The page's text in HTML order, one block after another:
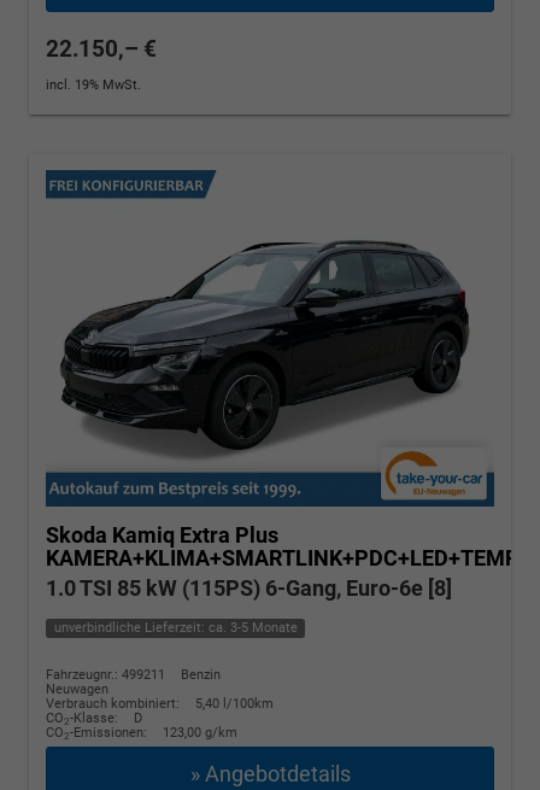
22.150,– €
incl. 19% MwSt.
Skoda Kamiq Extra Plus
1.0 TSI 85 kW (115PS) 6-Gang, Euro-6e [8]
unverbindliche Lieferzeit: ca. 3-5 Monate
Fahrzeugnr.: 499211
Benzin
Neuwagen
Verbrauch kombiniert:
5,40 l/100km
CO2-Klasse:
D
CO2-Emissionen: 123,00 g/km
» Angebotdetails